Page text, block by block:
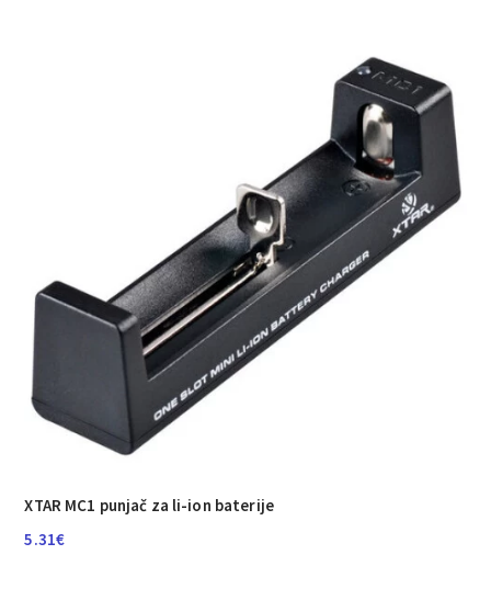
XTAR MC1 punjač za li-ion baterije
5.31€